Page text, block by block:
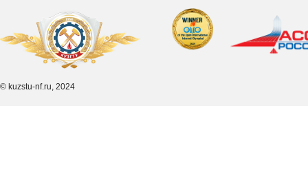
© kuzstu-nf.ru, 2024